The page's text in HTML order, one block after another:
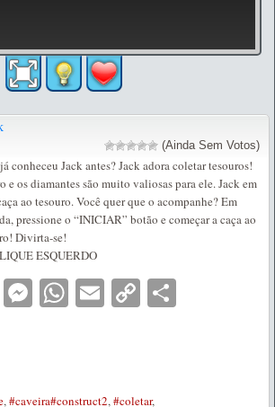
(Ainda Sem Votos)
conheceu Jack antes? Jack adora coletar tesouros!
e os diamantes são muito valiosas para ele. Jack em
ao tesouro. Você quer que o acompanhe? Em
pressione o “INICIAR” botão e começar a caça ao
Divirta-se!
ESQUERDO
LinkedIn
Messenger
WhatsApp
EmailCopy
,#caveira#construct2,#coletar,